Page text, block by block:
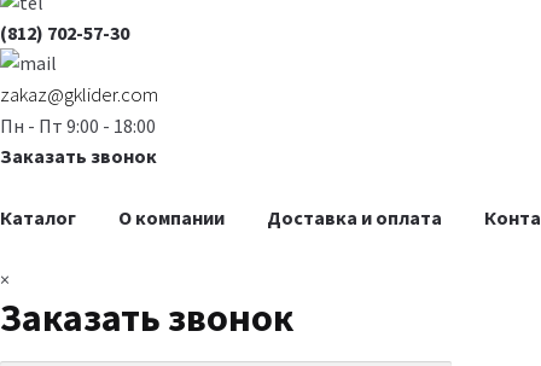
(812) 702-57-30
zakaz@gklider.com
Пн - Пт 9:00 - 18:00
Заказать звонок
Каталог О компании Доставка и оплата
×
Заказать звонок